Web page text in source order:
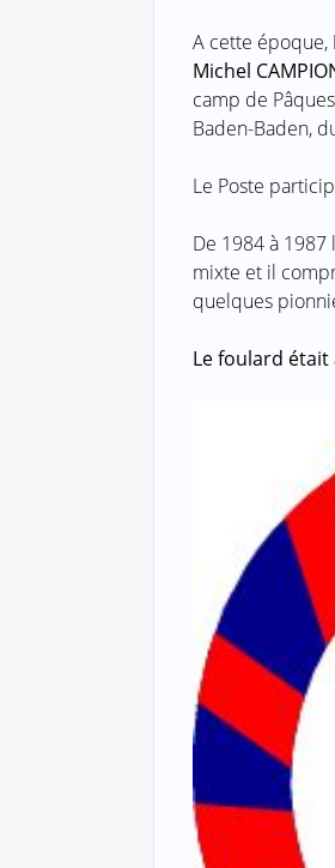
A cette époque,
Michel
camp de
Baden-Baden,
Le Poste
De 1984 à
mixte et il
quelques
Le foulard